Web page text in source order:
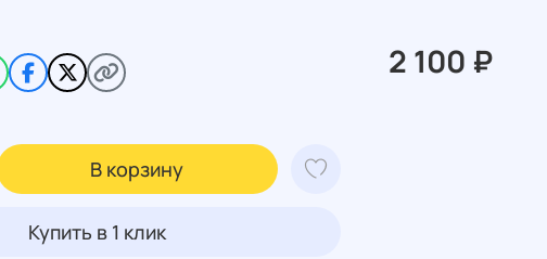
2 100 ₽
В корзину
Купить в 1 клик